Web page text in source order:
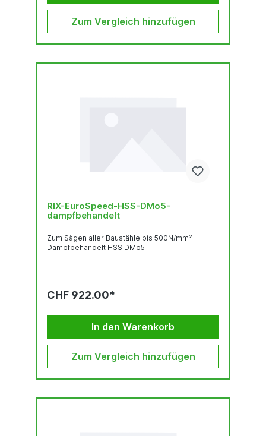
Zum Vergleich hinzufügen
RIX-EuroSpeed-HSS-DMo5-
dampfbehandelt
Zum Sägen aller Baustähle bis 500N/mm²
Dampfbehandelt HSS DMo5
CHF 922.00*
In den Warenkorb
Zum Vergleich hinzufügen